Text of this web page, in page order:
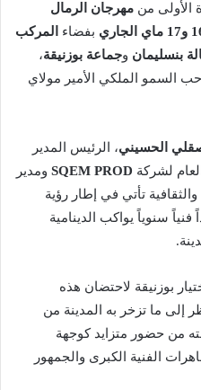
الأولى من مهرجان الرمال
الجاري بفضاء
المركب
بنسليمان وجماعة بوزنيقة،
السمو الملكي الأمير مولاي
الحسيني، الرئيس المدير
لشركة SQEM PROD ومدير
تأتي في إطار رؤية
سنوياً يواكب الدينامية
بوزنيقة لاحتضان هذه
إلى ما تزخر به المدينة من
من حضور متزايد كوجهة
الفنية الكبرى والجمهور